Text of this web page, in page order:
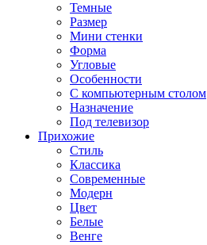
Темные
Размер
Мини стенки
Форма
Угловые
Особенности
С компьютерным столом
Назначение
Под телевизор
Прихожие
Стиль
Классика
Современные
Модерн
Цвет
Белые
Венге